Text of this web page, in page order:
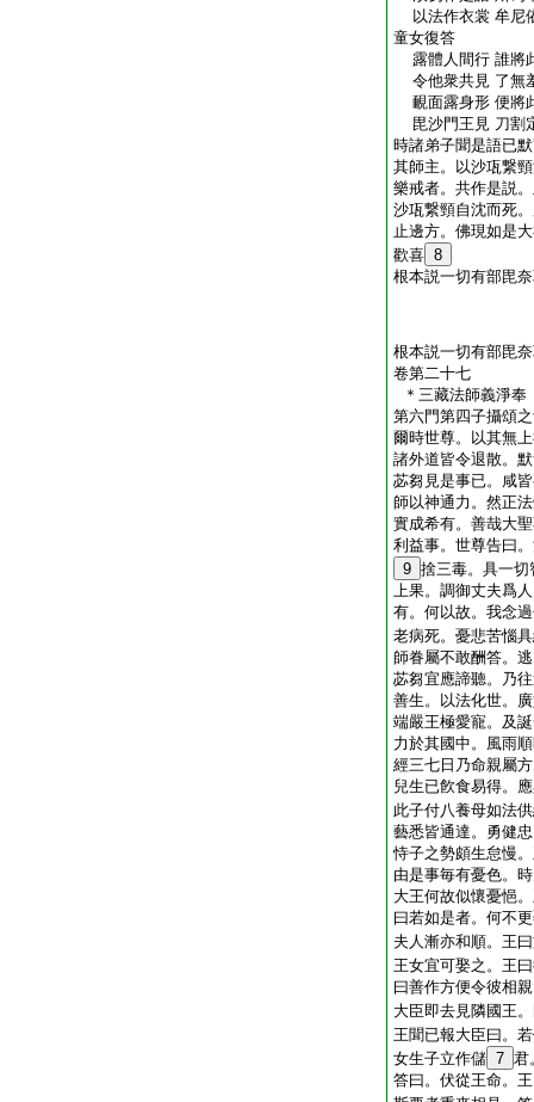
以法作衣裳 牟尼
童女復答
露體人間行 誰將
令他衆共見 了無
靦面露身形 便將
毘沙門王見 刀割
時諸弟子聞是語已
其師主。以沙瓨繋
樂戒者。共作是説
沙瓨繋頸自沈而死
止邊方。佛現如是
歡喜 8
根本説一切有部毘
根本説一切有部毘
卷第二十七
＊三藏法師義淨
第六門第四子攝頌
爾時世尊。以其無
諸外道皆令退散。
苾芻見是事已。咸
師以神通力。然正
實成希有。善哉大
利益事。世尊告曰
9 捨三毒。具一
上果。調御丈夫爲
有。何以故。我念
老病死。憂悲苦惱
師眷屬不敢酬答。
苾芻宜應諦聽。乃
善生。以法化世。
端嚴王極愛寵。及
力於其國中。風雨
經三七日乃命親屬
兒生已飮食易得。
此子付八養母如法
藝悉皆通達。勇健
恃子之勢頗生怠慢
由是事毎有憂色。
大王何故似懷憂悒
曰若如是者。何不
夫人漸亦和順。王
王女宜可娶之。王
曰善作方便令彼相
大臣即去見隣國王
王聞已報大臣曰。
女生子立作儲 7 君
答曰。伏從王命。